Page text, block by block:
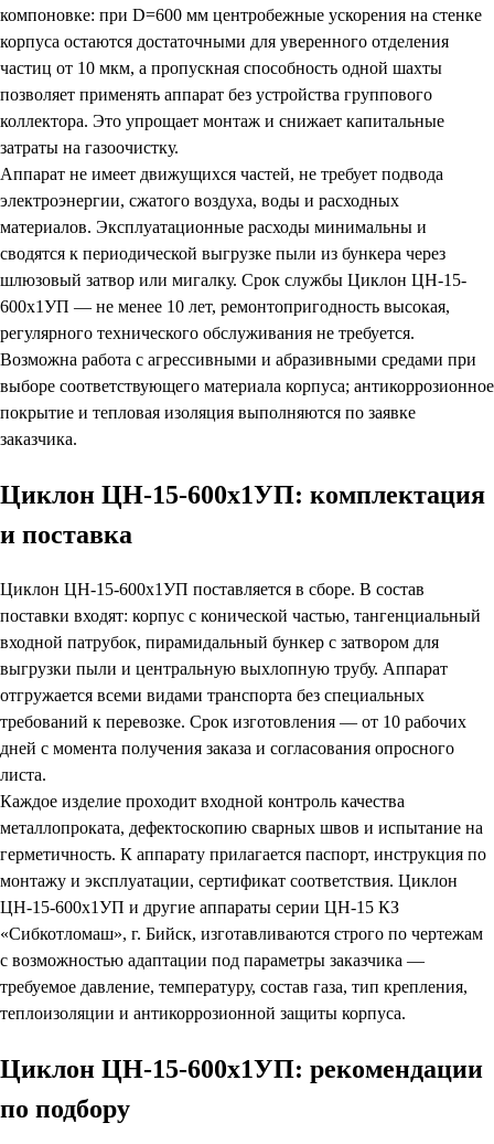
компоновке: при D=600 мм центробежные ускорения на стенке
корпуса остаются достаточными для уверенного отделения
частиц от 10 мкм, а пропускная способность одной шахты
позволяет применять аппарат без устройства группового
коллектора. Это упрощает монтаж и снижает капитальные
затраты на газоочистку.
Аппарат не имеет движущихся частей, не требует подвода
электроэнергии, сжатого воздуха, воды и расходных
материалов. Эксплуатационные расходы минимальны и
сводятся к периодической выгрузке пыли из бункера через
шлюзовый затвор или мигалку. Срок службы Циклон ЦН-15-
600х1УП — не менее 10 лет, ремонтопригодность высокая,
регулярного технического обслуживания не требуется.
Возможна работа с агрессивными и абразивными средами при
выборе соответствующего материала корпуса; антикоррозионное
покрытие и тепловая изоляция выполняются по заявке
заказчика.
Циклон ЦН-15-600х1УП: комплектация
и поставка
Циклон ЦН-15-600х1УП поставляется в сборе. В состав
поставки входят: корпус с конической частью, тангенциальный
входной патрубок, пирамидальный бункер с затвором для
выгрузки пыли и центральную выхлопную трубу. Аппарат
отгружается всеми видами транспорта без специальных
требований к перевозке. Срок изготовления — от 10 рабочих
дней с момента получения заказа и согласования опросного
листа.
Каждое изделие проходит входной контроль качества
металлопроката, дефектоскопию сварных швов и испытание на
герметичность. К аппарату прилагается паспорт, инструкция по
монтажу и эксплуатации, сертификат соответствия. Циклон
ЦН-15-600х1УП и другие аппараты серии ЦН-15 КЗ
«Сибкотломаш», г. Бийск, изготавливаются строго по чертежам
с возможностью адаптации под параметры заказчика —
требуемое давление, температуру, состав газа, тип крепления,
теплоизоляции и антикоррозионной защиты корпуса.
Циклон ЦН-15-600х1УП: рекомендации
по подбору